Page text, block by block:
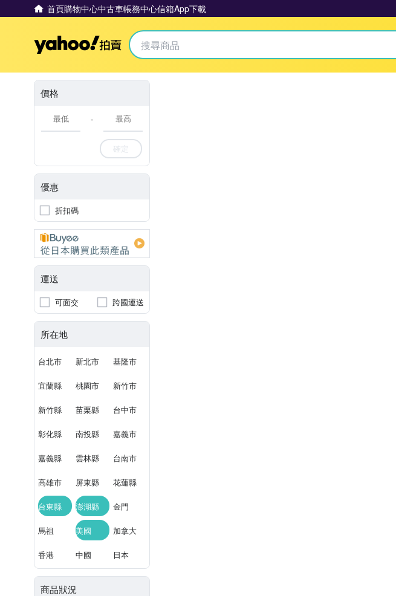
首頁購物中心中古車帳務中心信箱App下載
Yahoo拍賣
價格
-
確定
優惠
折扣碼
運送
可面交 跨國運送
所在地
台北市 新北市 基隆市
宜蘭縣 桃園市 新竹市
新竹縣 苗栗縣 台中市
彰化縣 南投縣 嘉義市
嘉義縣 雲林縣 台南市
高雄市 屏東縣 花蓮縣
台東縣 澎湖縣 金門
馬祖 美國 加拿大
香港 中國 日本
商品狀況